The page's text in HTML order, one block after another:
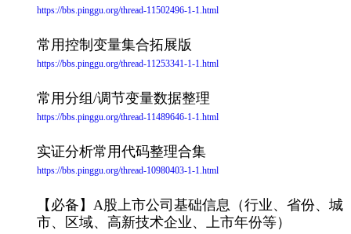
https://bbs.pinggu.org/thread-11502496-1-1.html
常用控制变量集合拓展版
https://bbs.pinggu.org/thread-11253341-1-1.html
常用分组/调节变量数据整理
https://bbs.pinggu.org/thread-11489646-1-1.html
实证分析常用代码整理合集
https://bbs.pinggu.org/thread-10980403-1-1.html
【必备】A股上市公司基础信息（行业、省份、城
市、区域、高新技术企业、上市年份等）